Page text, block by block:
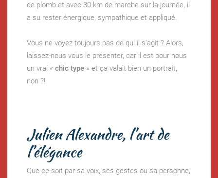
de plomb et avec 30 km de marche sur la journée, il
a su rester énergique, sympathique et appliqué.
Vous ne voyez toujours pas de qui il s’agit ? Alors,
laissez-nous vous le présenter, car il est pour nous
un vrai « chic type » et ça valait bien un portrait,
non ?!
Julien Alexandre, l’art de
l’élégance
Que ce soit par sa voix, ses gestes ou sa personne,